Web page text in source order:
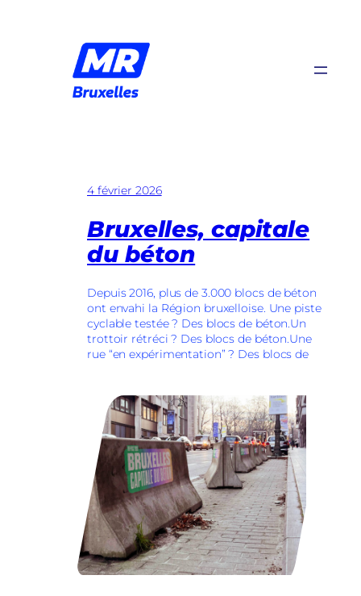
4 février 2026
Bruxelles, capitale
du béton
Depuis 2016, plus de 3.000 blocs de béton
ont envahi la Région bruxelloise. Une piste
cyclable testée ? Des blocs de béton.Un
trottoir rétréci ? Des blocs de béton.Une
rue “en expérimentation” ? Des blocs de
Lire l’article